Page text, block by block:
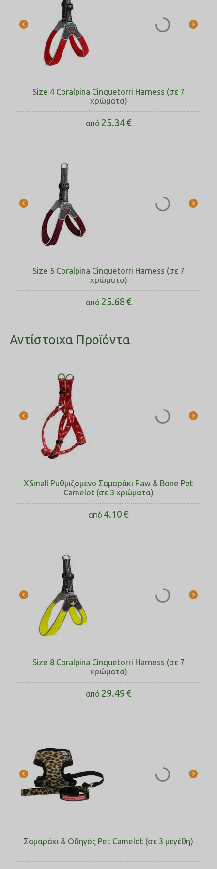
Size 4 Coralpina Cinquetorri Harness (σε 7
χρώματα)
από 25.34€
Size 5 Coralpina Cinquetorri Harness (σε 7
χρώματα)
από 25.68€
Αντίστοιχα Προϊόντα
XSmall Ρυθμιζόμενο Σαμαράκι Paw & Bone Pet
Camelot (σε 3 χρώματα)
από 4.10€
Size 8 Coralpina Cinquetorri Harness (σε 7
χρώματα)
από 29.49€
Σαμαράκι & Οδηγός Pet Camelot (σε 3 μεγέθη)